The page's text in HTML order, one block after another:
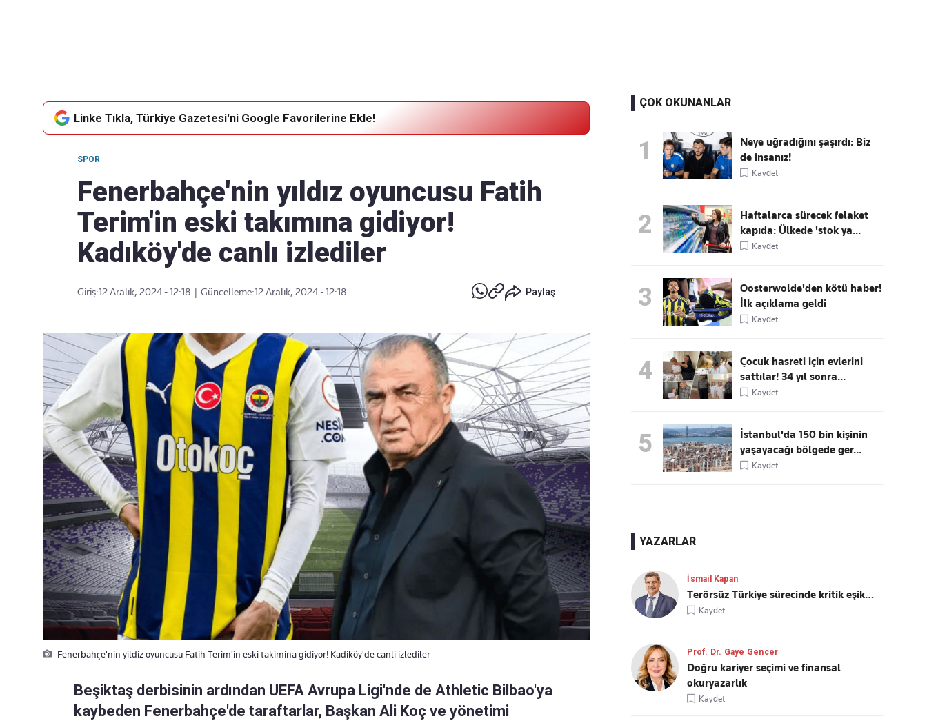
Linke Tıkla, Türkiye Gazetesi'ni Google Favorilerine Ekle!
SPOR
Fenerbahçe'nin yıldız oyuncusu Fatih
Terim'in eski takımına gidiyor!
Kadıköy'de canlı izlediler
Giriş:12 Aralık, 2024 - 12:18 Güncelleme:12 Aralık, 2024 - 12:18 Paylaş
Fenerbahçe'nin yildiz oyuncusu Fatih Terim'in eski takimina gidiyor! Kadiköy'de canli izlediler
Beşiktaş derbisinin ardından UEFA Avrupa Ligi'nde de Athletic Bilbao'ya
kaybeden Fenerbahçe'de taraftarlar, Başkan Ali Koç ve yönetimi
ÇOK OKUNANLAR
1
Neye uğradığını şaşırdı: Biz
de insanız!
Kaydet
2
Haftalarca sürecek felaket
kapıda: Ülkede 'stok ya...
Kaydet
3
Oosterwolde'den kötü haber!
İlk açıklama geldi
Kaydet
4
Çocuk hasreti için evlerini
sattılar! 34 yıl sonra...
Kaydet
5
İstanbul'da 150 bin kişinin
yaşayacağı bölgede ger...
Kaydet
YAZARLAR
İsmail Kapan
Terörsüz Türkiye sürecinde kritik eşik…
Kaydet
Prof. Dr. Gaye Gencer
Doğru kariyer seçimi ve finansal
okuryazarlık
Kaydet